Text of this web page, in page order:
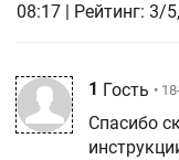
08:17
| Рейтинг: 3/
1 Гость •
Спасибо